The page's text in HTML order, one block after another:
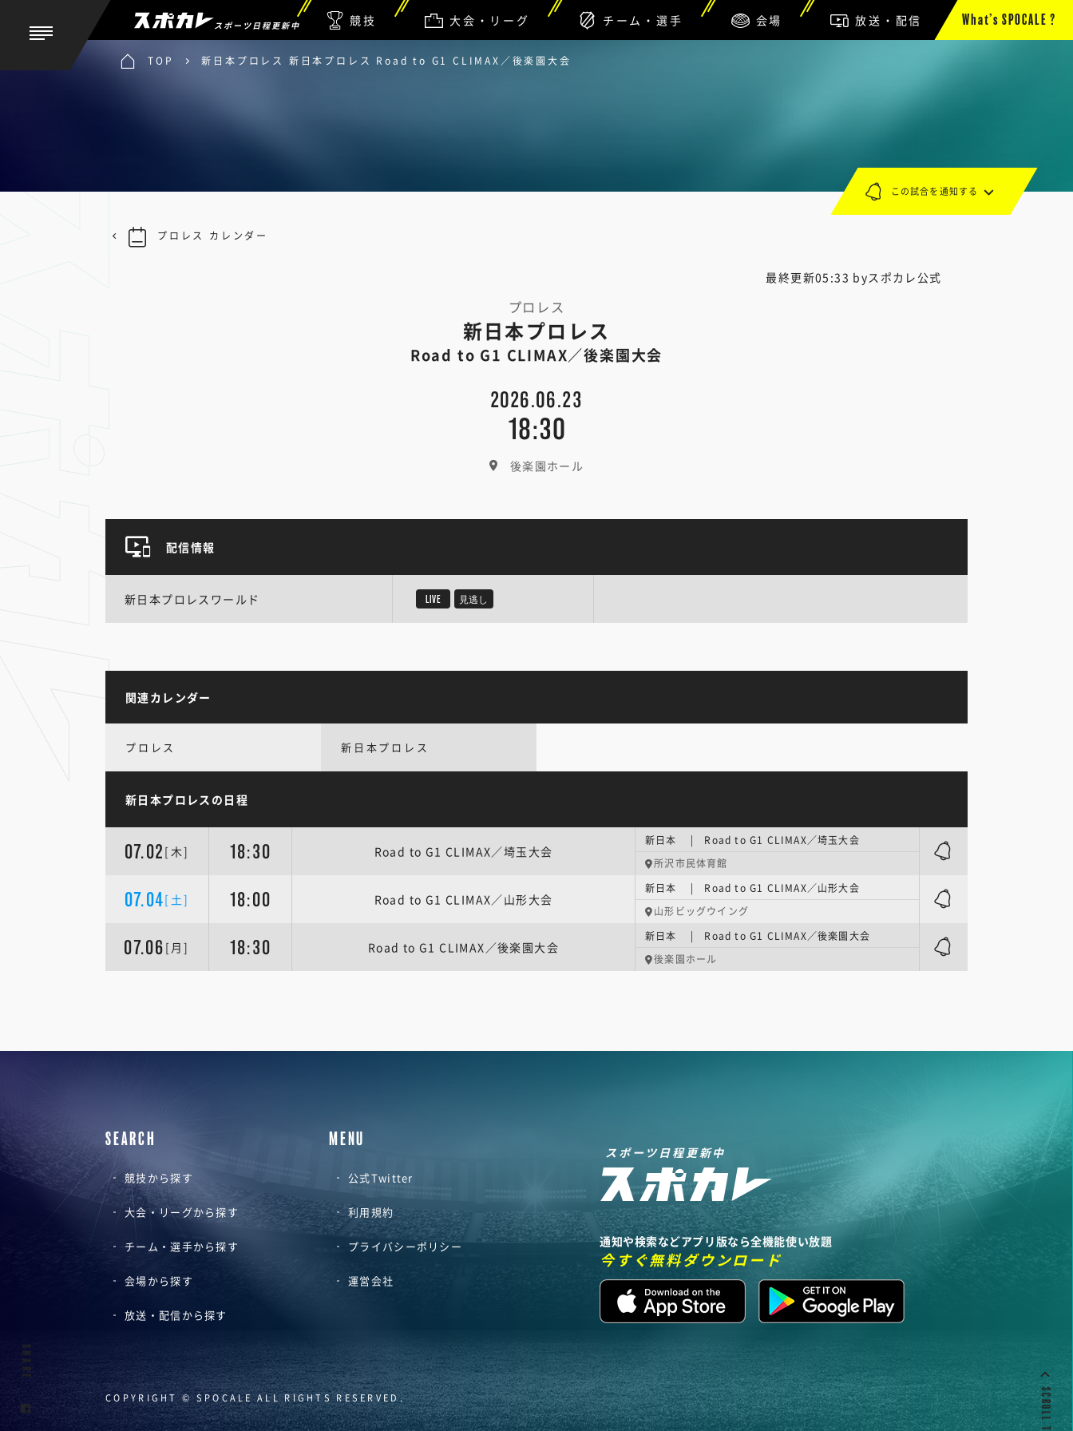
スポーツ日程更新中 競技 大会・リーグ チーム・選手 会場 放送・配信 What’s SPOCALE ?
TOP 新日本プロレス 新日本プロレス Road to G1 CLIMAX／後楽園大会
最終更新05:33 byスポカレ公式
プロレス
新日本プロレス
Road to G1 CLIMAX／後楽園大会
2026.06.23
18:30
後楽園ホール
この試合を通知する
プロレス カレンダー
配信情報
新日本プロレスワールド LIVE 見逃し
関連カレンダー
プロレス 新日本プロレス
新日本プロレスの日程
07.02 [木] 18:30 Road to G1 CLIMAX／埼玉大会
新日本 | Road to G1 CLIMAX／埼玉大会
所沢市民体育館
07.04[土] 18:00 Road to G1 CLIMAX／山形大会
新日本 | Road to G1 CLIMAX／山形大会
山形ビッグウイング
07.06 [月] 18:30 Road to G1 CLIMAX／後楽園大会
新日本 | Road to G1 CLIMAX／後楽園大会
後楽園ホール
SEARCH
競技から探す
大会・リーグから探す
チーム・選手から探す
会場から探す
放送・配信から探す
MENU
公式Twitter
利用規約
プライバシーポリシー
運営会社
スポーツ日程更新中
通知や検索などアプリ版なら全機能使い放題
今すぐ無料ダウンロード
COPYRIGHT © SPOCALE ALL RIGHTS RESERVED.
SHARE